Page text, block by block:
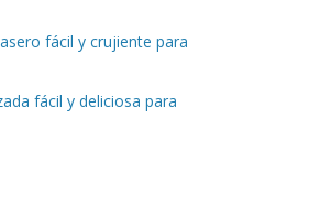
fácil y crujiente para
fácil y deliciosa para